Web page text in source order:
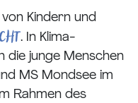
von Kindern und
. In Klima-
die junge Menschen
MS Mondsee im
Rahmen des